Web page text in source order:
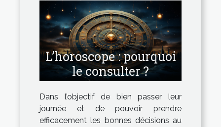
L’horoscope : pourquoi
le consulter ?
Dans l’objectif de bien passer leur
journée et de pouvoir prendre
efficacement les bonnes décisions au